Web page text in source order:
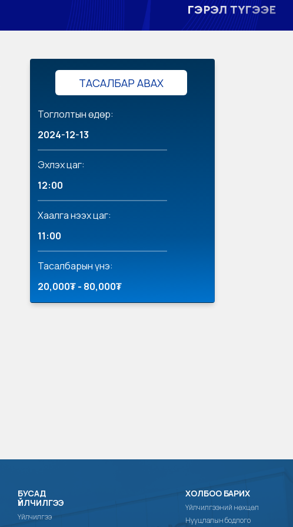
ТАСАЛБАР АВАХ
Тоглолтын өдөр:
2024-12-13
Эхлэх цаг:
12:00
Хаалга нээх цаг:
11:00
Тасалбарын үнэ:
20,000₮ - 80,000₮
БУСАД
ҮЙЛЧИЛГЭЭ
Үйлчилгээ
ХОЛБОО БАРИХ
Үйлчилгээний нөхцөл
Нууцлалын бодлого